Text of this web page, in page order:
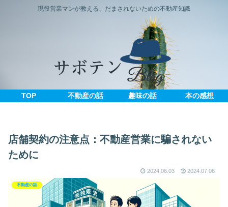
現役営業マンが教える、だまされないための不動産知識
TOP 不動産の話 趣味の話 本の感想
店舗契約の注意点：不動産営業に騙されない
ために
2024.06.03 2024.07.06
不動産の話